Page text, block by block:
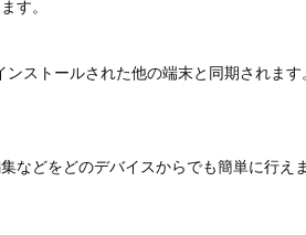
す。
ストールされた他の端末と同期されま
などをどのデバイスからでも簡単に行えま